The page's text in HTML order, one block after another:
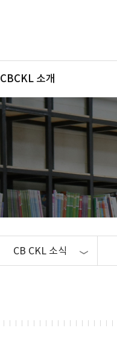
CBCKL 소개
CB CKL 소식